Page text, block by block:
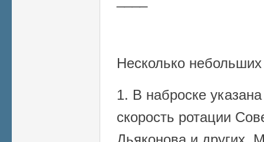
Несколько
1. В наброске
скорость ротации